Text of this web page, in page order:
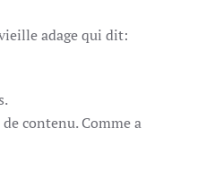
adage qui dit:
contenu. Comme a